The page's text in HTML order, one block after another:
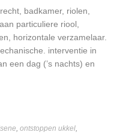
badkamer, riolen,
particuliere riool,
horizontale verzamelaar.
interventie in
een dag (’s nachts) en
,ontstoppen ukkel,